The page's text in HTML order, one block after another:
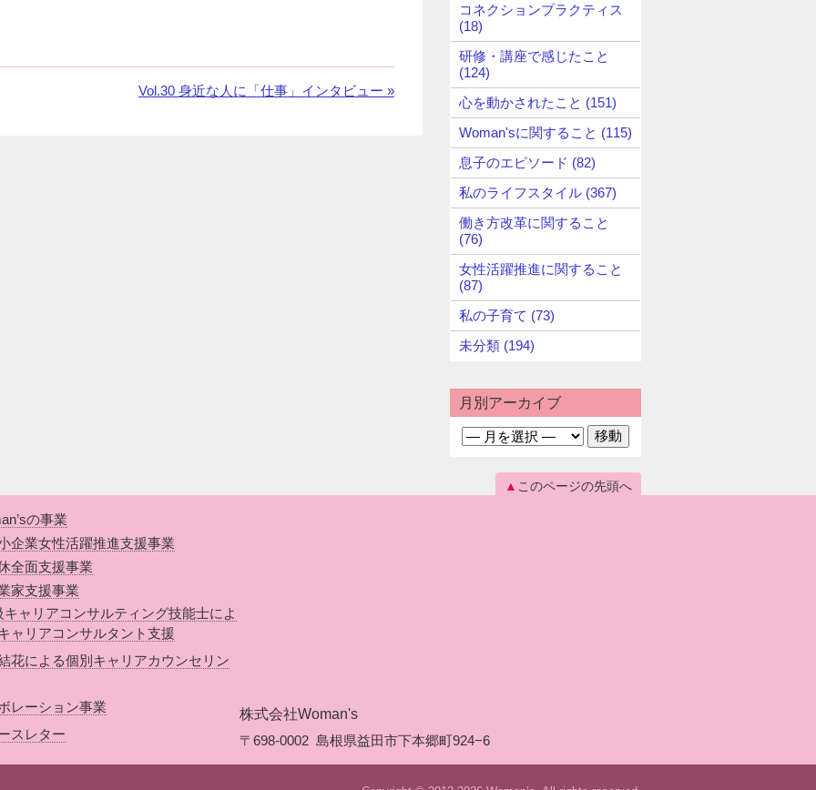
次
Vol.30 身近な人に「仕事」インタビュー »
コネクションプラクティス
(18)
研修・講座で感じたこと
(124)
心を動かされたこと (151)
Woman'sに関すること (115)
息子のエピソード (82)
私のライフスタイル (367)
働き方改革に関すること
(76)
女性活躍推進に関すること
(87)
私の子育て (73)
未分類 (194)
月別アーカイブ
の事業
企業女性活躍推進支援事業
全面支援事業
家支援事業
キャリアコンサルティング技能士によ
ャリアコンサルタント支援
花による個別キャリアカウンセリン
レーション事業
スレター
株式会社Woman's
〒698-0002 島根県益田市下本郷町924−6
このページの先頭へ